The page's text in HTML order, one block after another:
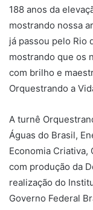
188 anos da
mostrando nossa
já passou pelo Rio
mostrando que os
com brilho e
Orquestrando a
A turnê
Águas do Brasil,
Economia Criativa,
com produção da
realização do
Governo Federal